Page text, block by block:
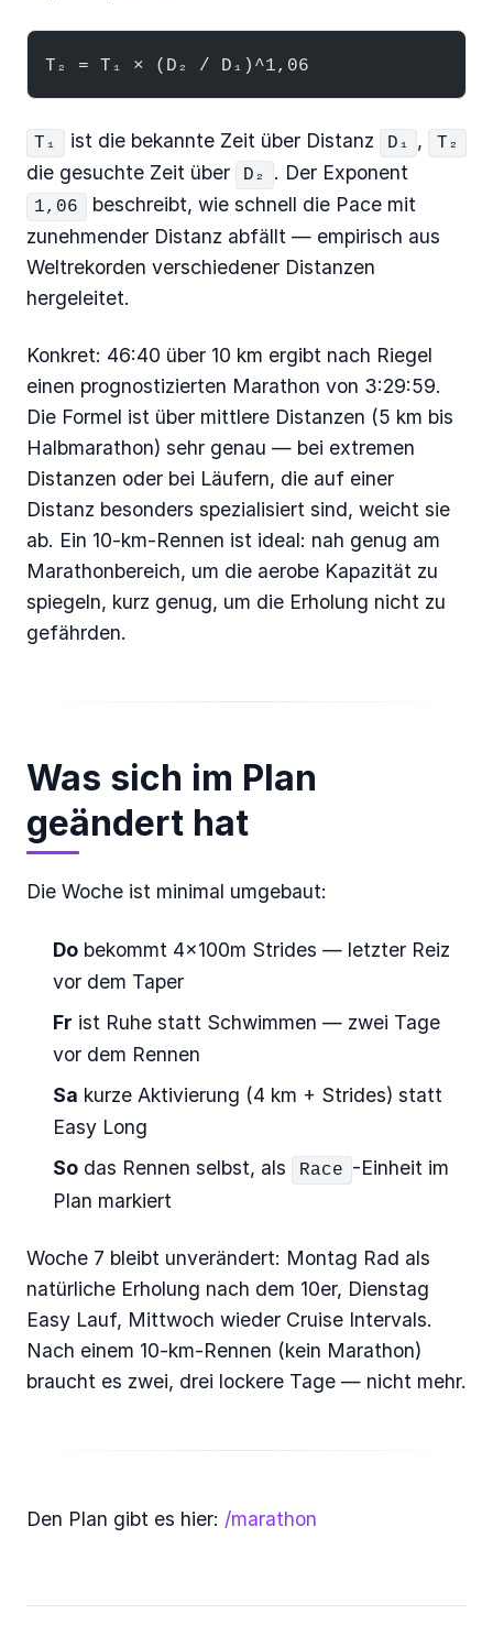
T₂ = T₁ × (D₂ / D₁)^1,06
T₁ ist die bekannte Zeit über Distanz D₁ , T₂
die gesuchte Zeit über D₂ . Der Exponent
1,06
beschreibt, wie schnell die Pace mit
zunehmender Distanz abfällt — empirisch aus
Weltrekorden verschiedener Distanzen
hergeleitet.
Konkret: 46:40 über 10 km ergibt nach Riegel
einen prognostizierten Marathon von 3:29:59.
Die Formel ist über mittlere Distanzen (5 km bis
Halbmarathon) sehr genau — bei extremen
Distanzen oder bei Läufern, die auf einer
Distanz besonders spezialisiert sind, weicht sie
ab. Ein 10-km-Rennen ist ideal: nah genug am
Marathonbereich, um die aerobe Kapazität zu
spiegeln, kurz genug, um die Erholung nicht zu
gefährden.
Was sich im Plan
geändert hat
Die Woche ist minimal umgebaut:
Do bekommt 4×100m Strides — letzter Reiz
vor dem Taper
Fr ist Ruhe statt Schwimmen — zwei Tage
vor dem Rennen
Sa kurze Aktivierung (4 km + Strides) statt
Easy Long
So das Rennen selbst, als Race -Einheit im
Plan markiert
Woche 7 bleibt unverändert: Montag Rad als
natürliche Erholung nach dem 10er, Dienstag
Easy Lauf, Mittwoch wieder Cruise Intervals.
Nach einem 10-km-Rennen (kein Marathon)
braucht es zwei, drei lockere Tage — nicht mehr.
Den Plan gibt es hier: /marathon